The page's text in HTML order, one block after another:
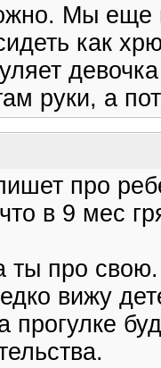
Мы еще
как
руки, а
про
в 9 мес
ты про свою.
вижу
прогулке